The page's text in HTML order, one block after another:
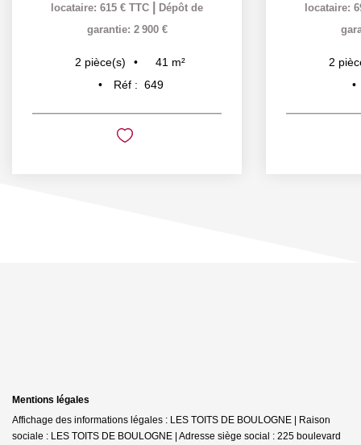
locataire: 615 € TTC
Dépôt de
garantie: 2 900 €
2 pièce(s) 41 m²
Réf : 649
locataire:
2
Mentions légales
Affichage des informations légales : LES TOITS DE BOULOGNE | Raison
sociale : LES TOITS DE BOULOGNE | Adresse siège social : 225 boulevard